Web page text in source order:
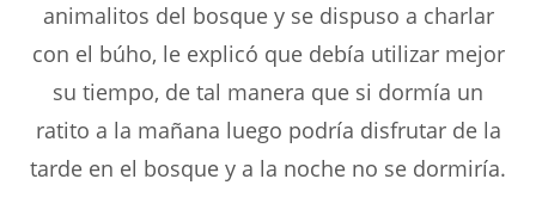
animalitos del bosque y se dispuso a charlar
con el búho, le explicó que debía utilizar mejor
su tiempo, de tal manera que si dormía un
ratito a la mañana luego podría disfrutar de la
tarde en el bosque y a la noche no se dormiría.